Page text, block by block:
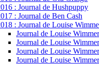
: Journal de Hushpuppy
: Journal de Ben Cash
: Journal de Louise
Journal de Louise
Journal de Louise
Journal de Louise
Journal de Louise